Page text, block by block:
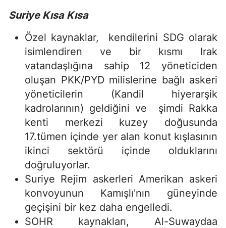
Suriye Kısa Kısa
Özel kaynaklar, kendilerini SDG olarak
isimlendiren ve bir kısmı Irak
vatandaşlığına sahip 12 yöneticiden
oluşan PKK/PYD milislerine bağlı askeri
yöneticilerin (Kandil hiyerarşik
kadrolarının) geldiğini ve şimdi Rakka
kenti merkezi kuzey doğusunda
17.tümen içinde yer alan konut kışlasının
ikinci sektörü içinde olduklarını
doğruluyorlar.
Suriye Rejim askerleri Amerikan askeri
konvoyunun Kamışlı'nın güneyinde
geçişini bir kez daha engelledi.
SOHR kaynakları, Al-Suwaydaa